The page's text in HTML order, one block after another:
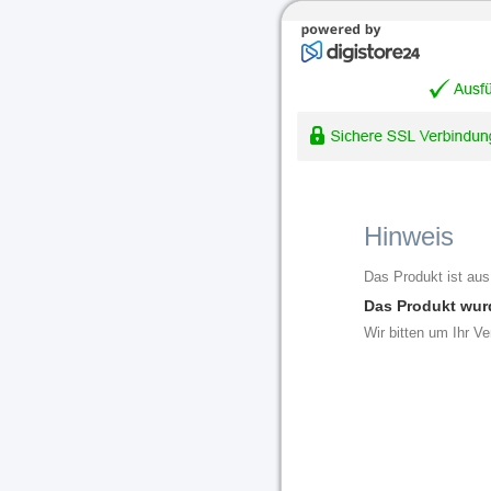
Hinweis
Das Produkt ist
Das Produkt
Wir bitten um Ihr